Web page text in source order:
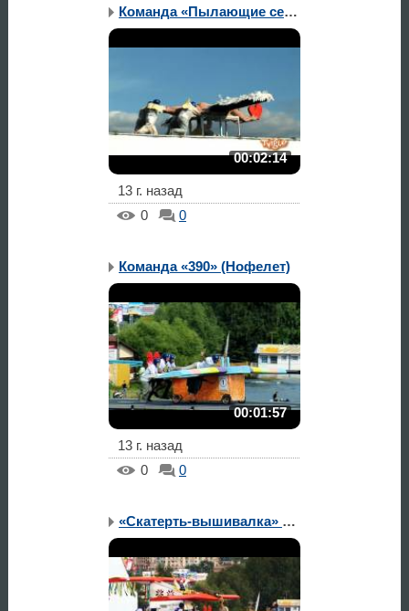
Команда «Пылающие сердца»
00:02:14
13 г. назад
0
0
Команда «390» (Нофелет)
00:01:57
13 г. назад
0
0
«Скатерть-вышивалка» от...